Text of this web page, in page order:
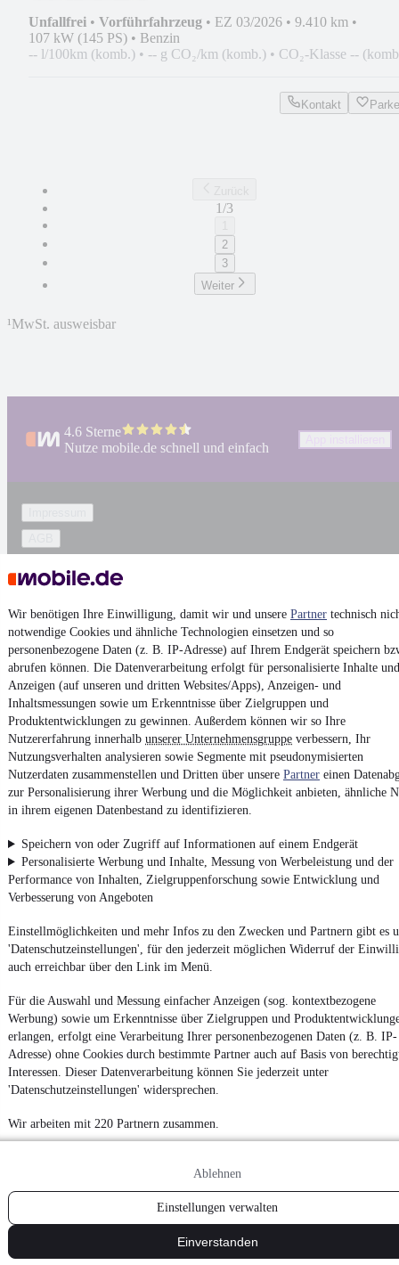
Wir benötigen Ihre Einwilligung, damit wir und unsere Partner technisch
notwendige Cookies und ähnliche Technologien einsetzen und so
personenbezogene Daten (z. B. IP-Adresse) auf Ihrem Endgerät speichern
abrufen können. Die Datenverarbeitung erfolgt für personalisierte Inhalte und
Anzeigen (auf unseren und dritten Websites/Apps), Anzeigen- und
Inhaltsmessungen sowie um Erkenntnisse über Zielgruppen und
Produktentwicklungen zu gewinnen. Außerdem können wir so Ihre
Nutzererfahrung innerhalb unserer Unternehmensgruppe verbessern, Ihr
Nutzungsverhalten analysieren sowie Segmente mit pseudonymisierten
Nutzerdaten zusammenstellen und Dritten über unsere Partner einen
zur Personalisierung ihrer Werbung und die Möglichkeit anbieten, ähnliche
in ihrem eigenen Datenbestand zu identifizieren.
Speichern von oder Zugriff auf Informationen auf einem Endgerät
Personalisierte Werbung und Inhalte, Messung von Werbeleistung und der
Performance von Inhalten, Zielgruppenforschung sowie Entwicklung und
Verbesserung von Angeboten
Einstellmöglichkeiten und mehr Infos zu den Zwecken und Partnern gibt es
'Datenschutzeinstellungen', für den jederzeit möglichen Widerruf der
auch erreichbar über den Link im Menü.
Für die Auswahl und Messung einfacher Anzeigen (sog. kontextbezogene
Werbung) sowie um Erkenntnisse über Zielgruppen und
erlangen, erfolgt eine Verarbeitung Ihrer personenbezogenen Daten (z. B. IP-
Adresse) ohne Cookies durch bestimmte Partner auch auf Basis von
Interessen. Dieser Datenverarbeitung können Sie jederzeit unter
'Datenschutzeinstellungen' widersprechen.
Wir arbeiten mit 220 Partnern zusammen.
Ablehnen
Einstellungen verwalten
Einverstanden
Unfallfrei • Vorführfahrzeug • EZ 03/2026 • 9.410 km •
107 kW (145 PS) • Benzin
-- l/100km (komb.) • -- g CO₂/km (komb.) • CO₂-Klasse --
Kontakt
1/3
2
3
Weiter
¹MwSt. ausweisbar
4.6 Sterne
Nutze mobile.de schnell und einfach
Datenschutz
Datenschutzeinstellungen
Erklärung zur Barrierefreiheit
Report Security Vulnerability (English)
Powered by
VonAuto verkaufenüberE-BikesundGebrauchtwagen:
Besuchemobile.de